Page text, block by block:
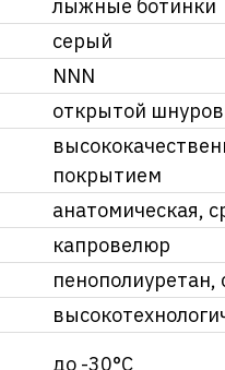
лыжные ботинки
серый
NNN
открытой
покрытием
анатомическая,
капровелюр
пенополиуретан,
до -30°С